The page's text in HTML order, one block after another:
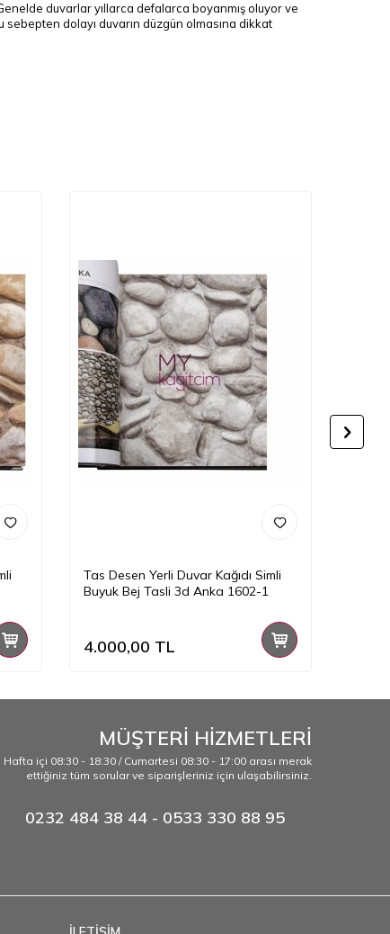
duvarlar yıllarca defalarca boyanmış oluyor ve
dolayı duvarın düzgün olmasına dikkat
Tas Desen Yerli Duvar Kağıdı Simli
Buyuk Bej Tasli 3d Anka 1602-1
4.000,00 TL
MÜŞTERİ HİZMETLERİ
Hafta içi 08:30 - 18:30 / Cumartesi 08:30 - 17:00 arası merak
ettiğiniz tüm sorular ve siparişleriniz için ulaşabilirsiniz.
0232 484 38 44 - 0533 330 88 95